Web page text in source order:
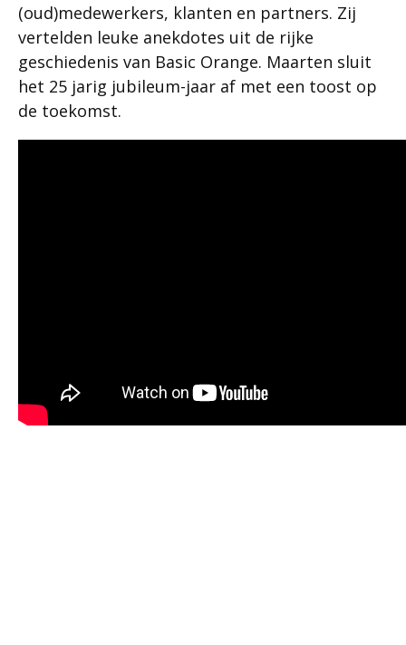
(oud)medewerkers, klanten en partners. Zij
vertelden leuke anekdotes uit de rijke
geschiedenis van Basic Orange. Maarten sluit
het 25 jarig jubileum-jaar af met een toost op
de toekomst.